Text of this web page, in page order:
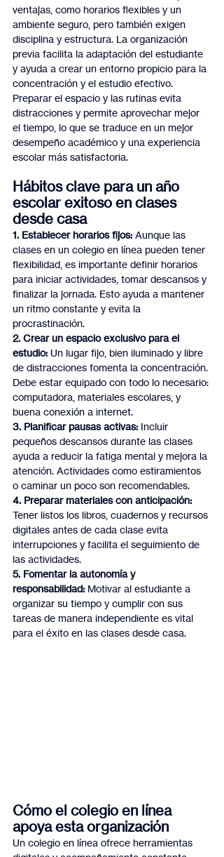
ventajas, como horarios flexibles y un
ambiente seguro, pero también exigen
disciplina y estructura. La organización
previa facilita la adaptación del estudiante
y ayuda a crear un entorno propicio para la
concentración y el estudio efectivo.
Preparar el espacio y las rutinas evita
distracciones y permite aprovechar mejor
el tiempo, lo que se traduce en un mejor
desempeño académico y una experiencia
escolar más satisfactoria.
Hábitos clave para un año
escolar exitoso en clases
desde casa
1. Establecer horarios fijos: Aunque las
clases en un colegio en línea pueden tener
flexibilidad, es importante definir horarios
para iniciar actividades, tomar descansos y
finalizar la jornada. Esto ayuda a mantener
un ritmo constante y evita la
procrastinación.
2. Crear un espacio exclusivo para el
estudio: Un lugar fijo, bien iluminado y libre
de distracciones fomenta la concentración.
Debe estar equipado con todo lo necesario:
computadora, materiales escolares, y
buena conexión a internet.
3. Planificar pausas activas: Incluir
pequeños descansos durante las clases
ayuda a reducir la fatiga mental y mejora la
atención. Actividades como estiramientos
o caminar un poco son recomendables.
4. Preparar materiales con anticipación:
Tener listos los libros, cuadernos y recursos
digitales antes de cada clase evita
interrupciones y facilita el seguimiento de
las actividades.
5. Fomentar la autonomía y
responsabilidad: Motivar al estudiante a
organizar su tiempo y cumplir con sus
tareas de manera independiente es vital
para el éxito en las clases desde casa.
Cómo el colegio en línea
apoya esta organización
Un colegio en línea ofrece herramientas